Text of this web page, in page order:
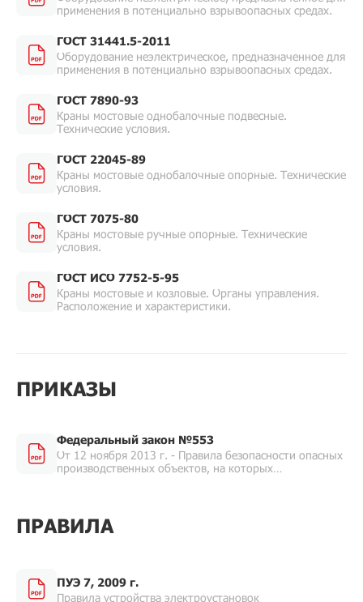
применения в потенциально взрывоопасных средах.
ГОСТ 31441.5-2011
Оборудование неэлектрическое, предназначенное для
применения в потенциально взрывоопасных средах.
ГОСТ 7890-93
Краны мостовые однобалочные подвесные.
Технические условия.
ГОСТ 22045-89
Краны мостовые однобалочные опорные. Технические
условия.
ГОСТ 7075-80
Краны мостовые ручные опорные. Технические
условия.
ГОСТ ИСО 7752-5-95
Краны мостовые и козловые. Органы управления.
Расположение и характеристики.
ПРИКАЗЫ
Федеральный закон №553
От 12 ноября 2013 г. - Правила безопасности опасных
производственных объектов, на которых
ПРАВИЛА
ПУЭ 7, 2009 г.
Правила устройства электроустановок